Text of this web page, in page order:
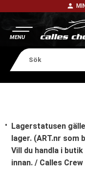
person
Lagerstatusen
lager. (ART.nr som
Vill du handla i butik
innan. / Calles Crew